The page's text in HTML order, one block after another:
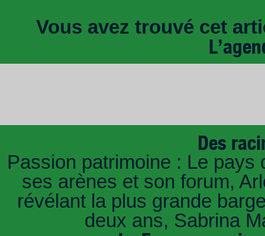
Vous avez trouvé cet
Des
Passion patrimoine : Le pays
ses arènes et son forum,
révélant la plus grande
deux ans, Sabrina